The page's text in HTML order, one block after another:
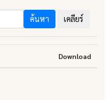
ค้นหา เคลียร์
Download